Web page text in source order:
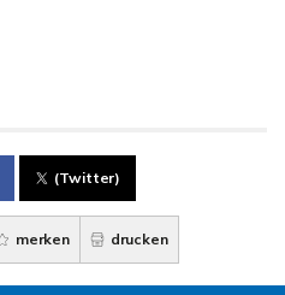
(Twitter)
merken drucken